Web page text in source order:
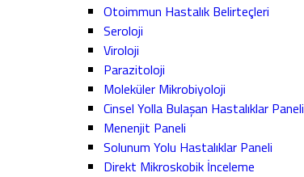
Otoimmun Hastalık Belirteçleri
Seroloji
Viroloji
Parazitoloji
Moleküler Mikrobiyoloji
Cinsel Yolla Bulaşan Hastalıklar Paneli
Menenjit Paneli
Solunum Yolu Hastalıklar Paneli
Direkt Mikroskobik İnceleme